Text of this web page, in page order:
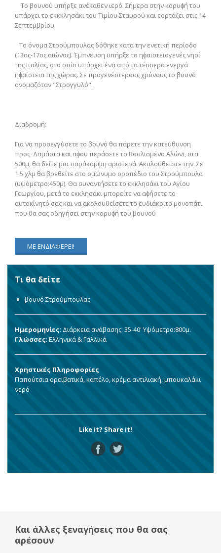
Το βουνού υπήρξε ανέκαθεν ιερό. Σήμερα στην κορυϕή του
υπάρχει το εκκκλησάκι του Τιμίου Σταυρού και εορτάζει στις 14
Σεπτεμβρίου.
Το όνομα Στρούμπουλας δόθηκε κατα την ενετική περίοδο
(13ος-17ος αιώνας). Έμπνευση υπήρξε το ηϕαιστειογενές νησί
της Ιταλίας, στο οπίο υπάρχει ένα από τα τέσσερα ενεργά
ηϕαίστεια της χώρας. Σε προγενέστερους χρόνους το βουνό
ονομαζόταν "Στρογγυλό".
Διαδρομή:
Για να προσεγγύσετε το βουνό θα πάρετε την κατεύθυνση
προς Δαμάστα και αϕου περάσετε το Βουλισμένο Αλώνι, στα
500μ, θα δείτε μια παράκαμψη αριστερά. Ακολουθείστε την. Σε
1,5 χλμ θα βρεθείτε στο ομώνυμο οροπέδιο του Στρούμπουλα
(υψόμετρο:450μ). Θα συναντήσετε το εκκλησάκι του Αγίου
Γεωργίου, μετά το εκκλησάκι μπορείτε να αϕήσετε το
αυτοκίνητό σας και να ακολουθείσετε το ευδιάκριτο μονοπάτι
που θα σας οδηγήσει στην κορυϕή του βουνού
ΜΕ ΕΝΔΙΑΦΕΡΕΙ!
Τι θα δείτε
βουνό Στρούμπουλας
Ημερομηνίες: Διάρκεια ανάβασης: 35-40' Υψόμετρο:800μ.
Γλώσσες: Ελληνικά & Γαλλικά
Χρηστικές Πληροφορίες
Παπούτσια ορειβατικά, καπέλο, κρέμα αντιλιακή, μπουκαλάκι
νερό
Like it? Share it!
Και άλλες ξεναγήσεις που θα σας
αρέσουν